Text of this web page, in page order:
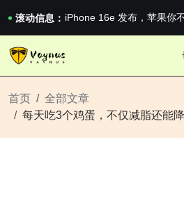
滚动信息： iPhone 16e 发布，苹果你
2026澳网男单收官：全满
《巅峰守卫 Highguard》正
首页
全部文章
每天吃3个鸡蛋，不仅减脂还能降